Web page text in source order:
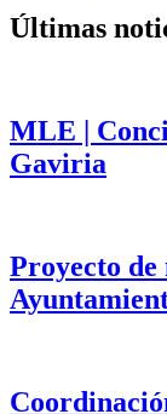
Últimas
MLE |
Gaviria
Proyecto